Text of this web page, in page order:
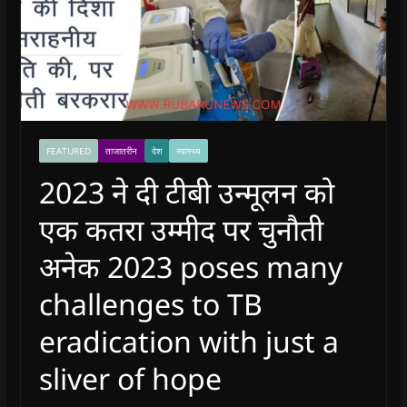
FEATURED ताजातरीन देश स्वास्थ्य
2023 ने दी टीबी उन्मूलन को
एक कतरा उम्मीद पर चुनौती
अनेक 2023 poses many
challenges to TB
eradication with just a
sliver of hope